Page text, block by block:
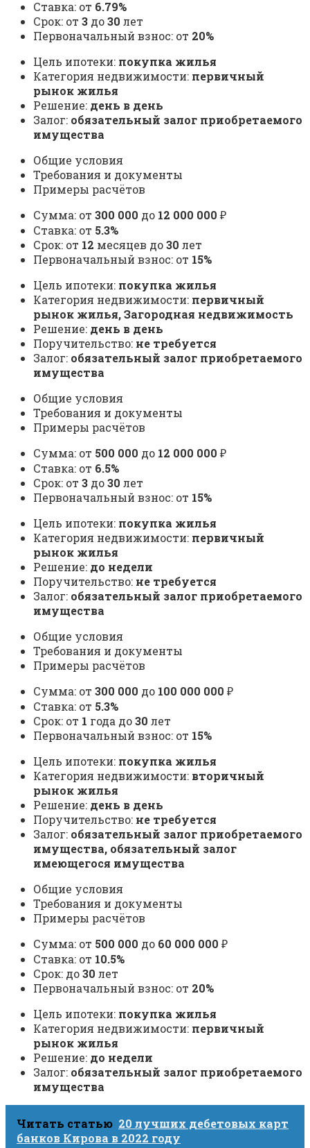
Ставка: от 6.79%
Срок: от 3 до30 лет
Первоначальный взнос: от 20%
Цель ипотеки: покупка жилья
Категория недвижимости: первичный
рынок жилья
Решение: день в день
Залог: обязательный залог приобретаемого
имущества
Общие условия
Требования и документы
Примеры расчётов
Сумма: от 300 000 до 12 000 000 ₽
Ставка: от 5.3%
Срок: от 12 месяцев до30 лет
Первоначальный взнос: от 15%
Цель ипотеки: покупка жилья
Категория недвижимости: первичный
рынок жилья, Загородная недвижимость
Решение: день в день
Поручительство: не требуется
Залог: обязательный залог приобретаемого
имущества
Общие условия
Требования и документы
Примеры расчётов
Сумма: от 500 000 до 12 000 000 ₽
Ставка: от 6.5%
Срок: от 3 до30 лет
Первоначальный взнос: от 15%
Цель ипотеки: покупка жилья
Категория недвижимости: первичный
рынок жилья
Решение: до недели
Поручительство: не требуется
Залог: обязательный залог приобретаемого
имущества
Общие условия
Требования и документы
Примеры расчётов
Сумма: от 300 000 до 100 000 000 ₽
Ставка: от 5.3%
Срок: от 1 года до30 лет
Первоначальный взнос: от 15%
Цель ипотеки: покупка жилья
Категория недвижимости: вторичный
рынок жилья
Решение: день в день
Поручительство: не требуется
Залог: обязательный залог приобретаемого
имущества, обязательный залог
имеющегося имущества
Общие условия
Требования и документы
Примеры расчётов
Сумма: от 500 000 до 60 000 000 ₽
Ставка: от 10.5%
Срок: до30 лет
Первоначальный взнос: от 20%
Цель ипотеки: покупка жилья
Категория недвижимости: первичный
рынок жилья
Решение: до недели
Залог: обязательный залог приобретаемого
имущества
Читать статью 20 лучших дебетовых карт
банков Кирова в 2022 году